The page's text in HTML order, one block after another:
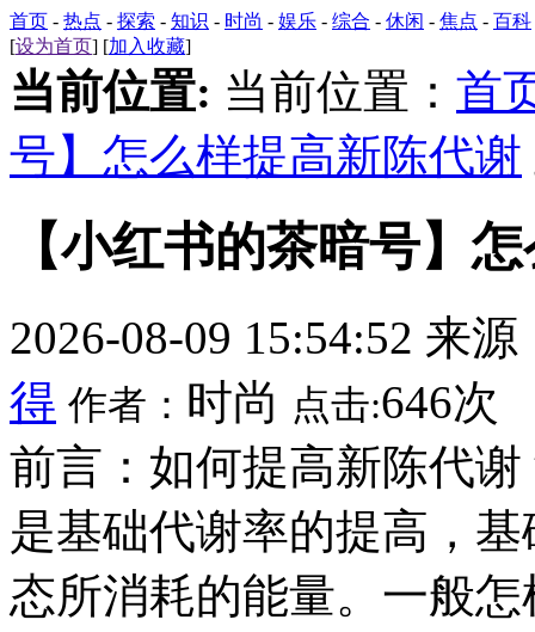
首页 - 热点 - 探索 - 知识 - 时尚 - 娱乐 - 综合 - 休闲 - 焦点 - 百科
[设为首页] [加入收藏]
当前位置: 当前位置： 首
号】怎么样提高新陈代谢
【小红书的茶暗号】
2026-08-09 15:54:52 来源
得 作者： 时尚 点击:646次
前言：如何提高新陈代
是基础代谢率的提高，
态所消耗的能量。一般